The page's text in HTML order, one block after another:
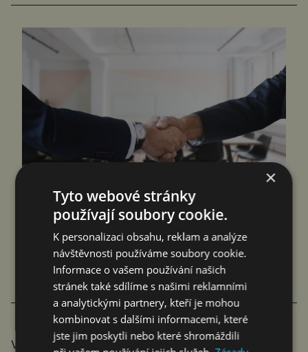
ORGANIZACE EVROPSKÝCH ZEMÍ SE
ROZHODLA POKRAČOVAT VE
ZDRAŽOVÁNÍ ELEKTŘINY
Jan Ferenc Komentáře 7. 11. 2023 3 min.
Výzkum vznikl pro podcast Vysoké napětí, který
×
Tyto webové stránky
používají soubory cookie.
K personalizaci obsahu, reklam a analýze
návštěvnosti používáme soubory cookie.
Informace o vašem používání našich
stránek také sdílíme s našimi reklamními
a analytickými partnery, kteří je mohou
kombinovat s dalšími informacemi, které
jste jim poskytli nebo které shromáždili